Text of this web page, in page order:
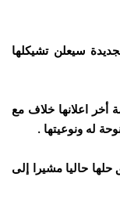
سيعلن تشيكلها
أخر اعلانها خلاف مع
له ونوعيتها .
حاليا مشيرا إلى